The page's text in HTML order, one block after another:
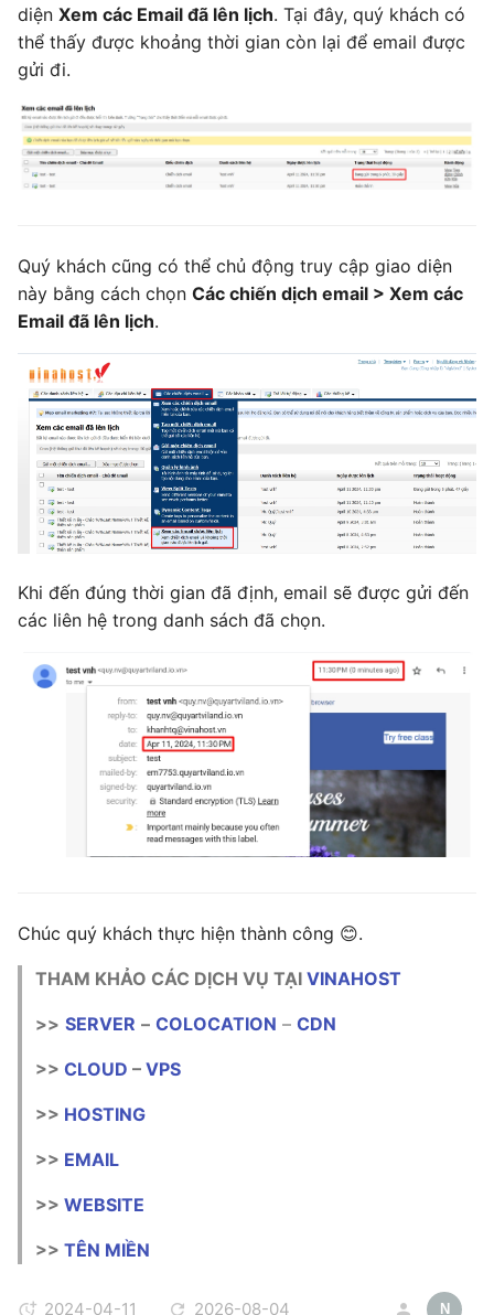
diện Xem các Email đã lên lịch. Tại đây, quý khách có
thể thấy được khoảng thời gian còn lại để email được
gửi đi.
Quý khách cũng có thể chủ động truy cập giao diện
này bằng cách chọn Các chiến dịch email > Xem các
Email đã lên lịch.
Khi đến đúng thời gian đã định, email sẽ được gửi đến
các liên hệ trong danh sách đã chọn.
Chúc quý khách thực hiện thành công 😊.
THAM KHẢO CÁC DỊCH VỤ TẠI VINAHOST
>> SERVER – COLOCATION – CDN
>> CLOUD – VPS
>> HOSTING
>> EMAIL
>> WEBSITE
>> TÊN MIỀN
2024-04-11 2026-08-04 N